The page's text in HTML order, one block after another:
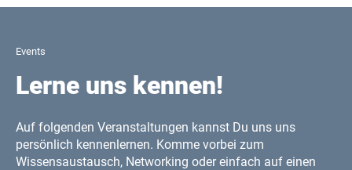
Events
Lerne uns kennen!
Auf folgenden Veranstaltungen kannst Du uns uns
persönlich kennenlernen. Komme vorbei zum
Wissensaustausch, Networking oder einfach auf einen